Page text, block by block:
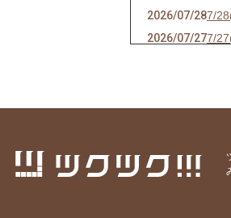
2026/07/287/
2026/07/277/
2026/07/247/
7/
2026/07/21
7/